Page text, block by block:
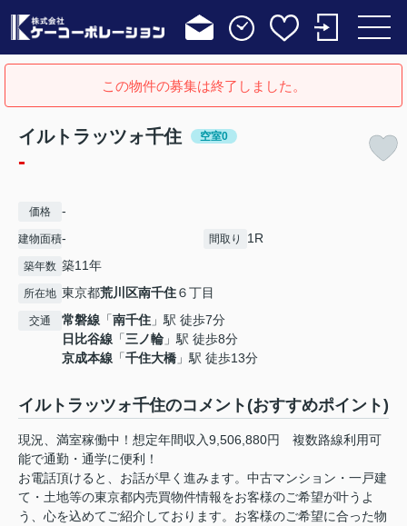
この物件の募集は終了しました。
イルトラッツォ千住 空室0
-
価格 -
建物面積- 間取り 1R
築年数 築11年
所在地 東京都荒川区南千住６丁目
交通 常磐線 「南千住 」駅 徒歩7分
日比谷線 「三ノ輪 」駅 徒歩8分
京成本線 「千住大橋 」駅 徒歩13分
イルトラッツォ千住のコメント(おすすめポイント)
現況、満室稼働中！想定年間収入9,506,880円 複数路線利用可
能で通勤・通学に便利！
お電話頂けると、お話が早く進みます。中古マンション・一戸建
て・土地等の東京都内売買物件情報をお客様のご希望が叶うよ
う、心を込めてご紹介しております。お客様のご希望に合った物